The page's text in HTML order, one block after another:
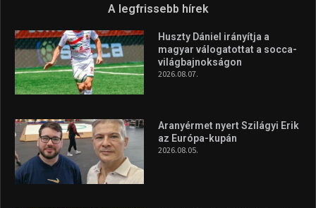
A legfrissebb hírek
Huszty Dániel irányítja a
magyar válogatottat a socca-
világbajnokságon
2026.08.07.
Aranyérmet nyert Szilágyi Erik
az Európa-kupán
2026.08.05.